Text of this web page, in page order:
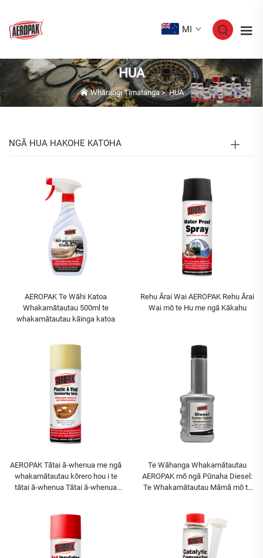
MI
HUA
Whārangi Tīmatanga>HUA
NGĀ HUA HAKOHE KATOHA
AEROPAK Te Wāhi Katoa
Whakamātautau 500ml te
whakamātautau kāinga katoa
Rehu Ārai Wai AEROPAK Rehu Ārai
Wai mō te Hu me ngā Kākahu
AEROPAK Tātai ā-whenua me ngā
whakamātautau kōrero hou i te
tātai ā-whenua Tātai ā-whenua
Te Wāhanga Whakamātautau
AEROPAK mō ngā Pūnaha Diesel:
Te Whakamātautau Māmā mō te